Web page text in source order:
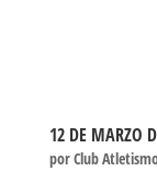
12 DE MARZO
porClub